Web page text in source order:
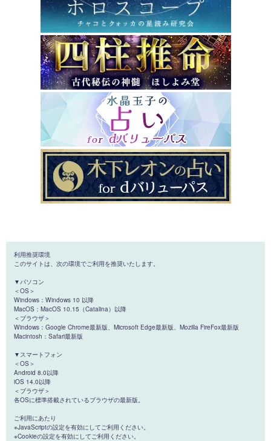
利用推奨環境
このサイトは、次の環境でご利用を推奨いたします。
▼パソコン
＜OS＞
Windows：Windows 10 以降
MacOS：MacOS 10.15（Catalina）以降
＜ブラウザ＞
Windows：Google Chrome最新版、Microsoft Edge最新版、Mozilla FireFox最新版
Macintosh：Safari最新版
▼スマートフォン
＜OS＞
Android 8.0以降
iOS 14.0以降
＜ブラウザ＞
各OSに標準搭載されているブラウザの最新版。
ご利用にあたり
※JavaScriptの設定を有効にしてご利用ください。
※Cookieの設定を有効にしてご利用ください。